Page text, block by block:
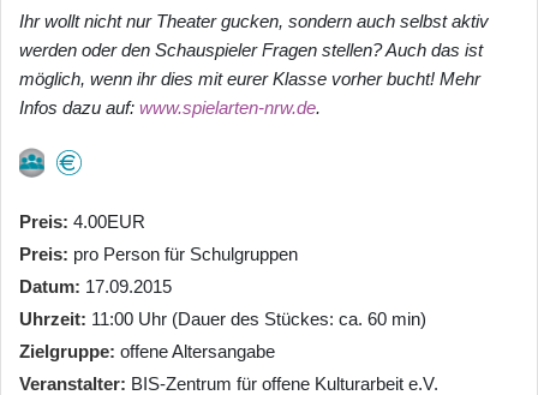
Ihr wollt nicht nur Theater gucken, sondern auch selbst aktiv
werden oder den Schauspieler Fragen stellen? Auch das ist
möglich, wenn ihr dies mit eurer Klasse vorher bucht! Mehr
Infos dazu auf: www.spielarten-nrw.de.
Preis 4.00EUR
Preis pro Person für Schulgruppen
Datum 17.09.2015
Uhrzeit 11:00 Uhr (Dauer des Stückes: ca. 60 min)
Zielgruppe offene Altersangabe
Veranstalter BIS-Zentrum für offene Kulturarbeit e.V.